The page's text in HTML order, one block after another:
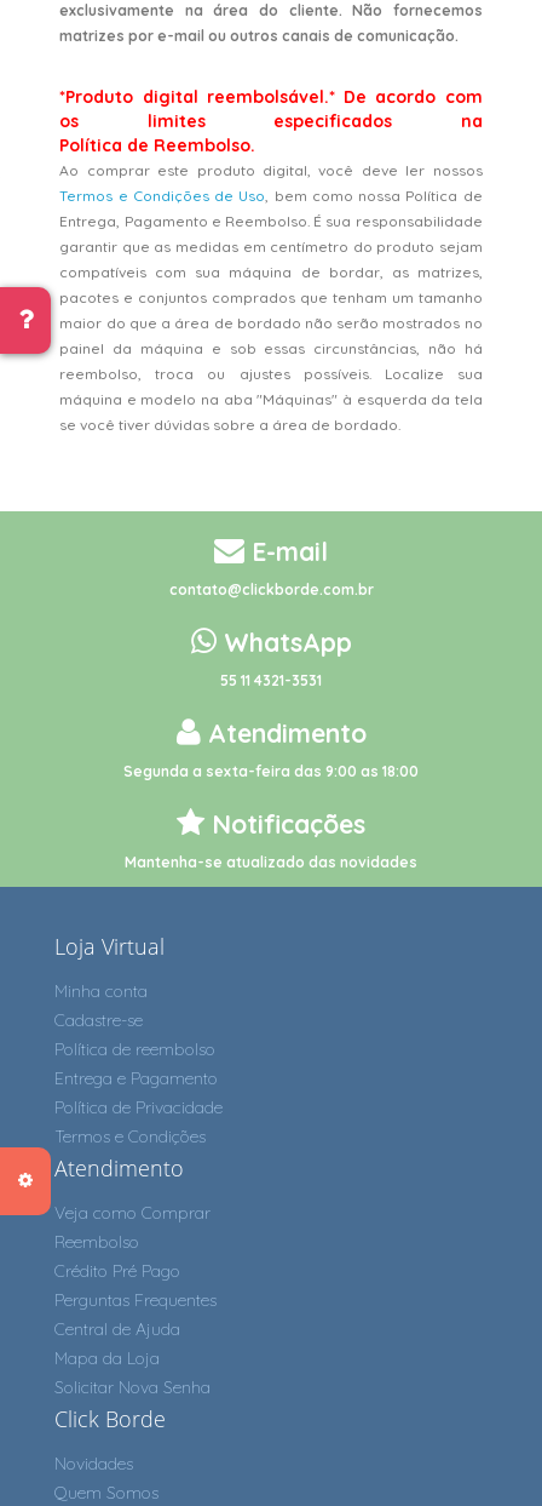
exclusivamente na área do cliente. Não fornecemos
matrizes por e-mail ou outros canais de comunicação.
*Produto digital reembolsável.* De acordo com
os limites especificados na
Política de Reembolso.
Ao comprar este produto digital, você deve ler nossos
Termos e Condições de Uso, bem como nossa Política de
Entrega, Pagamento e Reembolso. É sua responsabilidade
garantir que as medidas em centímetro do produto sejam
compatíveis com sua máquina de bordar, as matrizes,
pacotes e conjuntos comprados que tenham um tamanho
maior do que a área de bordado não serão mostrados no
painel da máquina e sob essas circunstâncias, não há
reembolso, troca ou ajustes possíveis. Localize sua
máquina e modelo na aba "Máquinas" à esquerda da tela
se você tiver dúvidas sobre a área de bordado.
E-mail
contato@clickborde.com.br
WhatsApp
55 11 4321-3531
Atendimento
Segunda a sexta-feira das 9:00 as 18:00
Notificações
Mantenha-se atualizado das novidades
Loja Virtual
Minha conta
Cadastre-se
Política de reembolso
Entrega e Pagamento
Política de Privacidade
Termos e Condições
Atendimento
Veja como Comprar
Reembolso
Crédito Pré Pago
Perguntas Frequentes
Central de Ajuda
Mapa da Loja
Solicitar Nova Senha
Click Borde
Novidades
Quem Somos